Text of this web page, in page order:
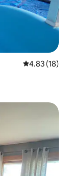
Calificación
4.83 (18)